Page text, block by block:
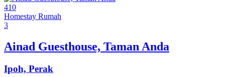
410
Homestay Rumah
3
Ainad Guesthouse, Taman Anda
Ipoh, Perak